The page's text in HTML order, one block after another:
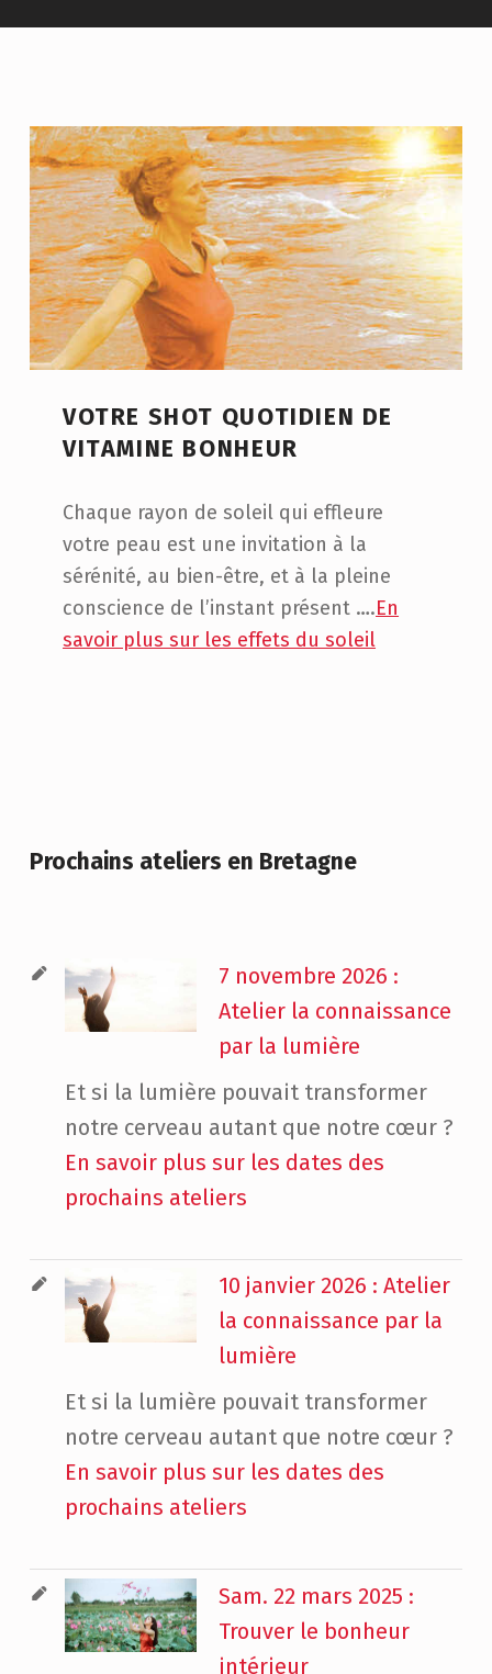
VOTRE SHOT QUOTIDIEN DE
VITAMINE BONHEUR
Chaque rayon de soleil qui effleure
votre peau est une invitation à la
sérénité, au bien-être, et à la pleine
conscience de l’instant présent ….En
savoir plus sur les effets du soleil
Prochains ateliers en Bretagne
7 novembre 2026 :
Atelier la connaissance
par la lumière
Et si la lumière pouvait transformer
notre cerveau autant que notre cœur ?
En savoir plus sur les dates des
prochains ateliers
10 janvier 2026 : Atelier
la connaissance par la
lumière
Et si la lumière pouvait transformer
notre cerveau autant que notre cœur ?
En savoir plus sur les dates des
prochains ateliers
Sam. 22 mars 2025 :
Trouver le bonheur
intérieur